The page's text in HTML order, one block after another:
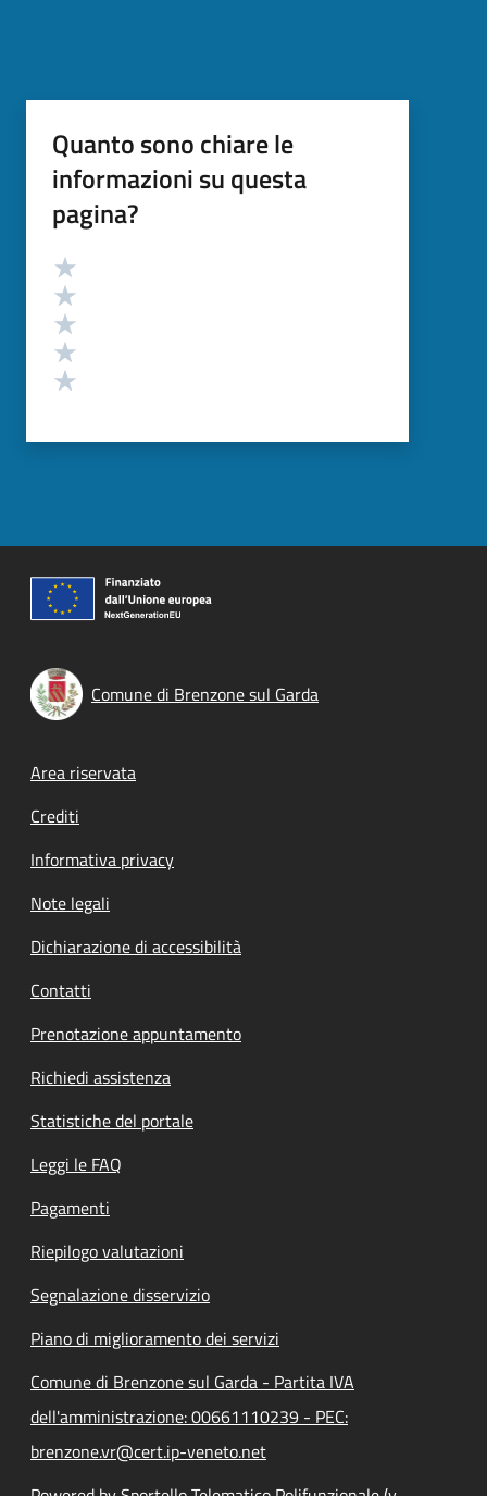
Quanto sono chiare le
informazioni su questa
pagina?
Valutazione
Comune di Brenzone sul Garda
Footer menu
Area riservata
Crediti
Informativa privacy
Note legali
Dichiarazione di accessibilità
Contatti
Prenotazione appuntamento
Richiedi assistenza
Statistiche del portale
Leggi le FAQ
Pagamenti
Riepilogo valutazioni
Segnalazione disservizio
Piano di miglioramento dei servizi
Comune di Brenzone sul Garda - Partita IVA
dell'amministrazione: 00661110239 - PEC:
brenzone.vr@cert.ip-veneto.net